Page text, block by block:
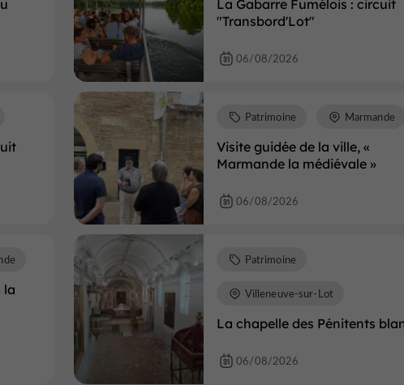
La Gabarre Fumélois : circuit
"Transbord'Lot"
06/08/2026
Visite guidée de la ville, «
Marmande la médiévale »
Patrimoine Marmande
06/08/2026
la
La chapelle des Pénitents
Patrimoine
Villeneuve-sur-Lot
06/08/2026